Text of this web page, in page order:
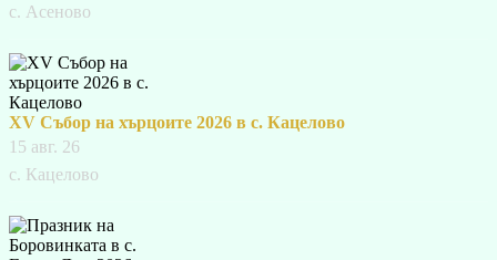
с. Асеново
XV Събор на хърцоите 2026 в с. Кацелово
15 авг. 26
с. Кацелово